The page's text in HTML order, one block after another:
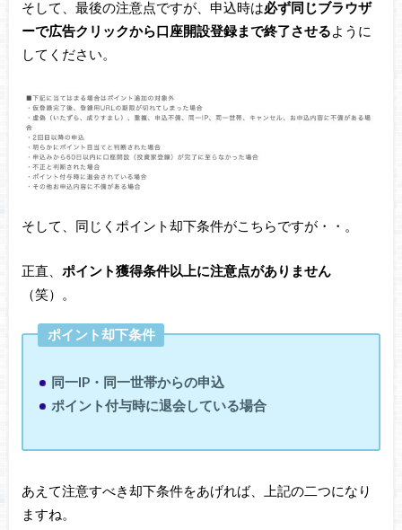
そして、最後の注意点ですが、申込時は必ず同じブラウザ
ーで広告クリックから口座開設登録まで終了させるように
してください。
そして、同じくポイント却下条件がこちらですが・・。
正直、 ポイント獲得条件以上に注意点がありません
（笑）。
ポイント却下条件
同一IP・同一世帯からの申込
ポイント付与時に退会している場合
あえて注意すべき却下条件をあげれば、上記の二つになり
ますね。